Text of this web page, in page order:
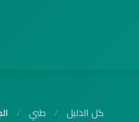
كل الدليل / طبي /